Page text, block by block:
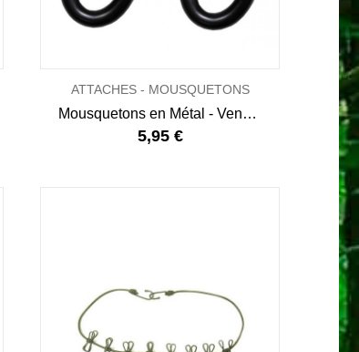
ATTACHES - MOUSQUETONS
Mousquetons en Métal - Vendus par 2
5,95 €